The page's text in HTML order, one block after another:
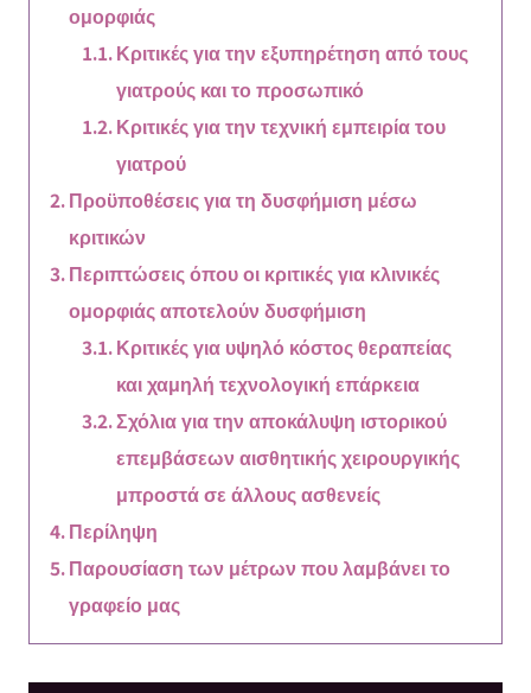
ομορφιάς
Κριτικές για την εξυπηρέτηση από τους
γιατρούς και το προσωπικό
Κριτικές για την τεχνική εμπειρία του
γιατρού
Προϋποθέσεις για τη δυσφήμιση μέσω
κριτικών
Περιπτώσεις όπου οι κριτικές για κλινικές
ομορφιάς αποτελούν δυσφήμιση
Κριτικές για υψηλό κόστος θεραπείας
και χαμηλή τεχνολογική επάρκεια
Σχόλια για την αποκάλυψη ιστορικού
επεμβάσεων αισθητικής χειρουργικής
μπροστά σε άλλους ασθενείς
Περίληψη
Παρουσίαση των μέτρων που λαμβάνει το
γραφείο μας